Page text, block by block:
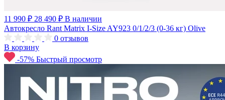
11 990 ₽ 28 490 ₽ В наличии
Автокресло Rant Matrix I-Size AY923 0/1/2/3 (0-36 кг) Olive
0 отзывов
В корзину
-57% Быстрый просмотр